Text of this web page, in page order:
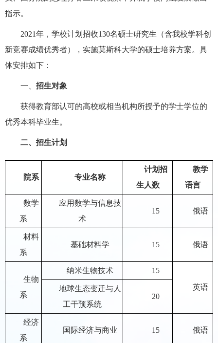
指示。
2021年，学校计划招收130名硕士研究生（含我校学科创
新竞赛成绩优秀者），实施莫斯科大学的硕士培养方案。具
体安排如下：
一、 招生对象
获得教育部认可的高校或相当机构所授予的学士学位的
优秀本科毕业生。
二、招生计划
院系 专业名称
计划招
生人数
教学
语言
数学
系
应用数学与信息技
术
15 俄语
材料
系
基础材料学 15 俄语
生物
系
纳米生物技术
15
英语
地球生态变迁与人
工干预系统
20
经济
系
国际经济与商业 15 俄语